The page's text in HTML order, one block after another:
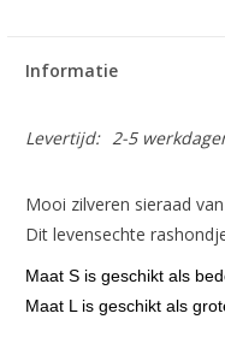
Informatie
Levertijd: 2-5
Mooi zilveren sieraad
Dit levensechte
Maat S is geschikt als
Maat L is geschikt als